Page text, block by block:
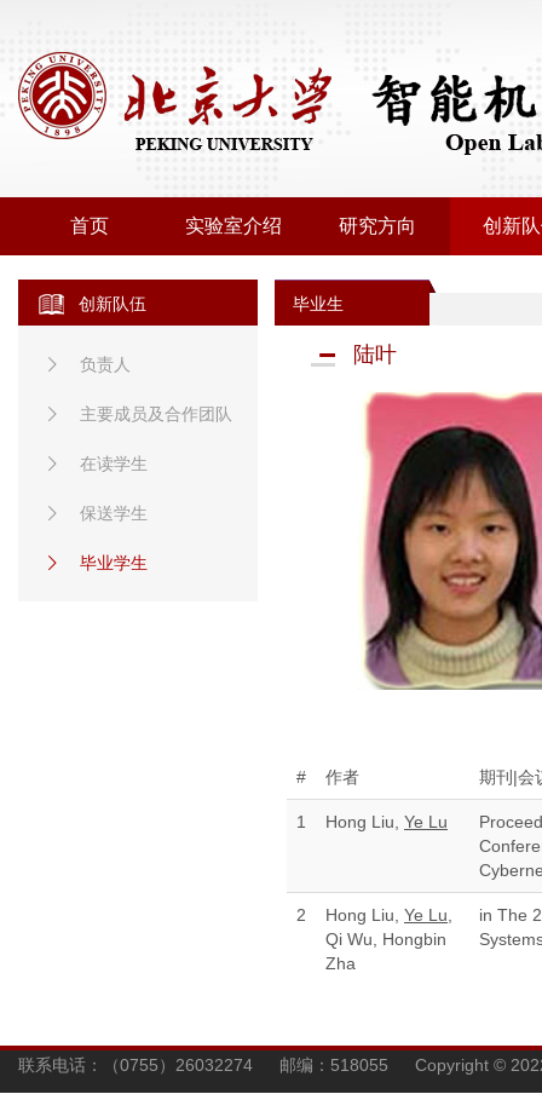
首页 实验室介绍 研究方向 创新
创新队伍
负责人
主要成员及合作团队
在读学生
保送学生
毕业学生
毕业生
陆叶
# 作者 期刊|会
1 Hong Liu, Ye Lu
2 Hong Liu, Ye Lu
Qi Wu, Hongbin
Zha
in The
联系电话：（0755）26032274 邮编：518055 Copyright ©